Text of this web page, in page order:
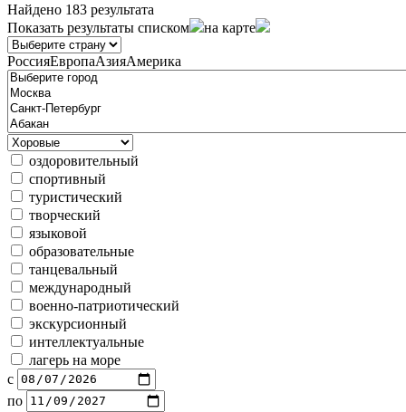
Найдено 183 результата
Показать результаты списком на карте
РоссияЕвропаАзияАмерика
оздоровительный
спортивный
туристический
творческий
языковой
образовательные
танцевальный
международный
военно-патриотический
экскурсионный
интеллектуальные
лагерь на море
с
по